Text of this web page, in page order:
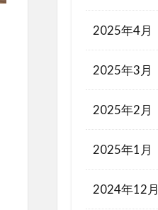
2025年4月
2025年3月
2025年2月
2025年1月
2024年12月